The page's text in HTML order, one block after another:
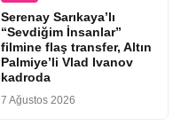
Serenay Sarıkaya’lı
“Sevdiğim İnsanlar”
filmine flaş transfer, Altın
Palmiye’li Vlad Ivanov
kadroda
7 Ağustos 2026